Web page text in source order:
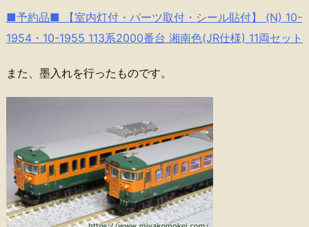
■予約品■ 【室内灯付・パーツ取付・シール貼付】 (N) 10-
1954・10-1955 113系2000番台 湘南色(JR仕様) 11両セット
また、墨入れを行ったものです。